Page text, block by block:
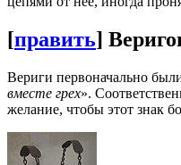
[править]
Вериги первоначально
вместе грех».
желание, чтобы этот знак